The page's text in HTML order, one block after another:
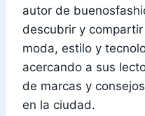
autor de
descubrir y
moda, estilo y
acercando a sus
de marcas y
en la ciudad.